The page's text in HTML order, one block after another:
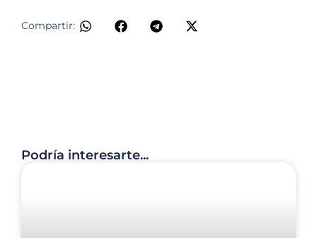
Compartir:
Podría interesarte...